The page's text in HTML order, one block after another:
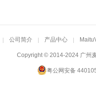
公司简介 产品中心
Copyright © 2014-2024 广州
粤公网安备